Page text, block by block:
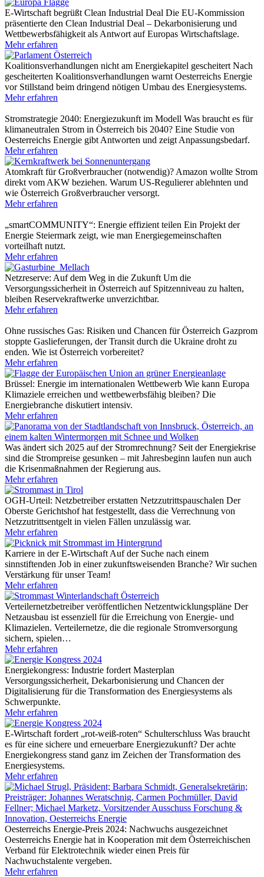
E-Wirtschaft begrüßt Clean Industrial Deal Die EU-Kommission
präsentierte den Clean Industrial Deal – Dekarbonisierung und
Wettbewerbsfähigkeit als Antwort auf Europas Wirtschaftslage.
Mehr erfahren
Koalitionsverhandlungen nicht am Energiekapitel gescheitert Nach
gescheiterten Koalitionsverhandlungen warnt Oesterreichs Energie
vor Stillstand beim dringend nötigen Umbau des Energiesystems.
Mehr erfahren
Stromstrategie 2040: Energiezukunft im Modell Was braucht es für
klimaneutralen Strom in Österreich bis 2040? Eine Studie von
Oesterreichs Energie gibt Antworten und zeigt Anpassungsbedarf.
Mehr erfahren
Atomkraft für Großverbraucher (notwendig)? Amazon wollte Strom
direkt vom AKW beziehen. Warum US-Regulierer ablehnten und
wie Österreich Großverbraucher versorgt.
Mehr erfahren
„smartCOMMUNITY“: Energie effizient teilen Ein Projekt der
Energie Steiermark zeigt, wie man Energiegemeinschaften
vorteilhaft nutzt.
Mehr erfahren
Netzreserve: Auf dem Weg in die Zukunft Um die
Versorgungssicherheit in Österreich auf Spitzenniveau zu halten,
bleiben Reservekraftwerke unverzichtbar.
Mehr erfahren
Ohne russisches Gas: Risiken und Chancen für Österreich Gazprom
stoppte Gaslieferungen, der Transit durch die Ukraine droht zu
enden. Wie ist Österreich vorbereitet?
Mehr erfahren
Brüssel: Energie im internationalen Wettbewerb Wie kann Europa
Klimaziele erreichen und wettbewerbsfähig bleiben? Die
Energiebranche diskutiert intensiv.
Mehr erfahren
Was ändert sich 2025 auf der Stromrechnung? Seit der Energiekrise
sind die Strompreise gesunken – mit Jahresbeginn laufen nun auch
die Krisenmaßnahmen der Regierung aus.
Mehr erfahren
OGH-Urteil: Netzbetreiber erstatten Netzzutrittspauschalen Der
Oberste Gerichtshof hat festgestellt, dass die Verrechnung von
Netzzutrittsentgelt in vielen Fällen unzulässig war.
Mehr erfahren
Karriere in der E-Wirtschaft Auf der Suche nach einem
sinnstiftenden Job in einer zukunftsweisenden Branche? Wir suchen
Verstärkung für unser Team!
Mehr erfahren
Verteilernetzbetreiber veröffentlichen Netzentwicklungspläne Der
Netzausbau ist essenziell für die Erreichung von Energie- und
Klimazielen. Verteilernetze, die die regionale Stromversorgung
sichern, spielen…
Mehr erfahren
Energiekongress: Industrie fordert Masterplan
Versorgungssicherheit, Dekarbonisierung und Chancen der
Digitalisierung für die Transformation des Energiesystems als
Schwerpunkte.
Mehr erfahren
E-Wirtschaft fordert „rot-weiß-roten“ Schulterschluss Was braucht
es für eine sichere und erneuerbare Energiezukunft? Der achte
Energiekongress stand ganz im Zeichen der Transformation des
Energiesystems.
Mehr erfahren
Oesterreichs Energie-Preis 2024: Nachwuchs ausgezeichnet
Oesterreichs Energie hat in Kooperation mit dem Österreichischen
Verband für Elektrotechnik wieder einen Preis für
Nachwuchstalente vergeben.
Mehr erfahren